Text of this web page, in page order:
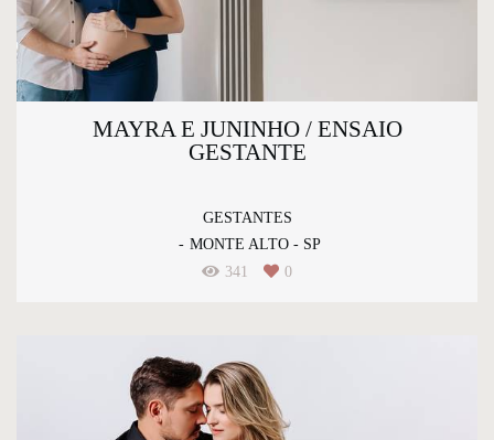
MAYRA E JUNINHO / ENSAIO
GESTANTE
GESTANTES
MONTE ALTO - SP
341
0